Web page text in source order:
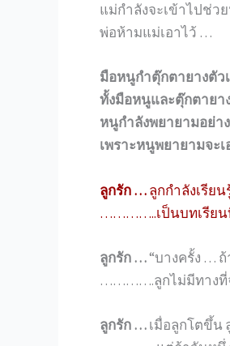
แม่กำลังจะเข้าไปช่
พ่อห้ามแม่เอาไว้ …
มือหนูกำตุ๊กตายางตัว
ทั้งมือหนูและตุ๊กตาย
หนูกำลังพยายามอย่า
เพราะหนูพยายามจ
ลูกรัก …ลูกกำลังเรีย
…………..เป็นบทเรียน
ลูกรัก …“บางครั้ง …
………….ลูกไม่มีทางที่
ลูกรัก …เมื่อลูกโตขึ้น